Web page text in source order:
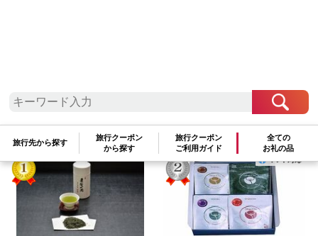
旅行先から探す
旅行クーポン
から探す
旅行クーポン
ご利用ガイド
全ての
お礼の品
検索結果一覧
参考寄附額順 新着順 | 人気ランキング順